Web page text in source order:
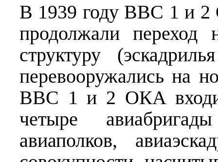
В 1939 году ВВС 1 и
продолжали переход
структуру
перевооружались на
ВВС 1 и 2 ОКА
четыре
авиаполков,